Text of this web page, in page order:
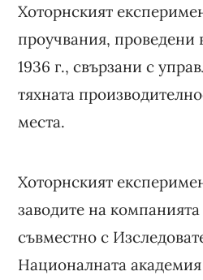
Хоторнският
проучвания, проведени
1936 г., свързани с
тяхната
места.
Хоторнският
заводите на
съвместно с
Националната